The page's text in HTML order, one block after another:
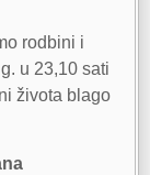
rodbini i
u 23,10 sati
života blago